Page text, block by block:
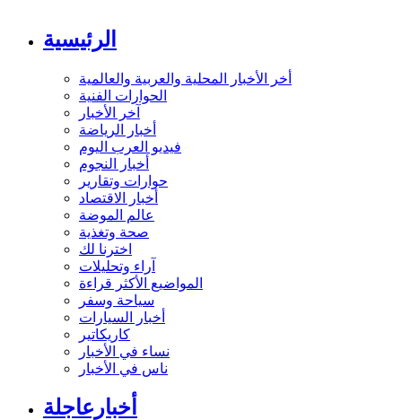
الرئيسية
أخر الأخبار المحلية والعربية والعالمية
الحوارات الفنية
آخر الأخبار
أخبار الرياضة
فيديو العرب اليوم
أخبار النجوم
حوارات وتقارير
أخبار الاقتصاد
عالم الموضة
صحة وتغذية
اخترنا لك
آراء وتحليلات
المواضيع الأكثر قراءة
سياحة وسفر
أخبار السيارات
كاريكاتير
نساء في الأخبار
ناس في الأخبار
أخبارعاجلة